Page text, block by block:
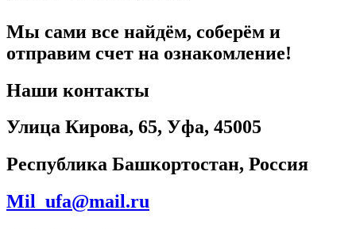
Мы сами все найдём, соберём и
отправим счет на ознакомление!
Наши контакты
Улица Кирова, 65, Уфа, 45005​
Республика Башкортостан, Россия
Mil_ufa@mail.ru